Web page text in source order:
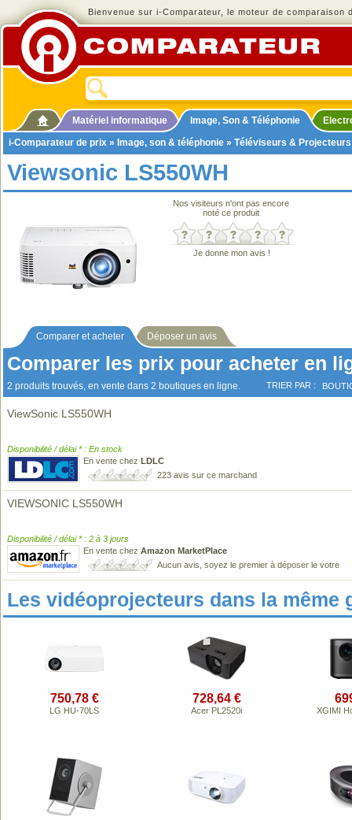
Bienvenue sur i-Comparateur, le moteur de comparaison
Matériel informatique Image, Son & Téléphonie
i-Comparateur de prix » Image, son & téléphonie » Téléviseurs & Projecteurs
Viewsonic LS550WH
Nos visiteurs n'ont pas encore
noté ce produit
Je donne mon avis !
Comparer et acheter Déposer un avis
Comparer les prix pour acheter en
2 produits trouvés, en vente dans 2 boutiques en ligne. TRIER PAR :
ViewSonic LS550WH
Disponibilité / délai * : En stock
En vente chez LDLC
223 avis sur ce marchand
VIEWSONIC LS550WH
Disponibilité / délai * : 2 à 3 jours
En vente chez Amazon MarketPlace
Aucun avis, soyez le premier à déposer le votre
Les vidéoprojecteurs dans la même
750,78 €
LG HU-70LS
728,64 €
Acer PL2520i XGIMI